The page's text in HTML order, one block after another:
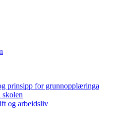
prinsipp for grunnopplæringa
skolen
og arbeidsliv